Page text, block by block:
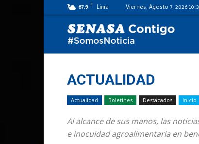
67.9 F Lima Viernes, Agosto 7, 2026
ACTUALIDAD
Actualidad Boletines Destacados Inicio
Al alcance de sus manos, las
e inocuidad agroalimentaria en